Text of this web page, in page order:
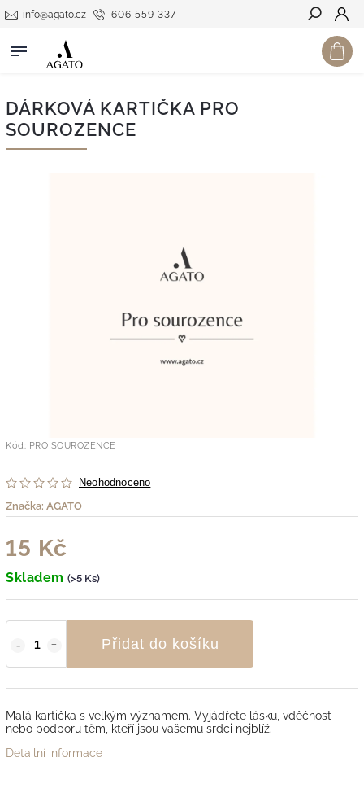
606 559 337
info@agato.cz
Hledat
DÁRKOVÁ KARTIČKA PRO
SOUROZENCE
Kód: PRO SOUROZENCE
Neohodnoceno
Značka: AGATO
15 Kč
Skladem (>5 Ks)
Přidat do košíku
Malá kartička s velkým významem. Vyjádřete lásku, vděčnost
nebo podporu těm, kteří jsou vašemu srdci nejblíž.
Detailní informace